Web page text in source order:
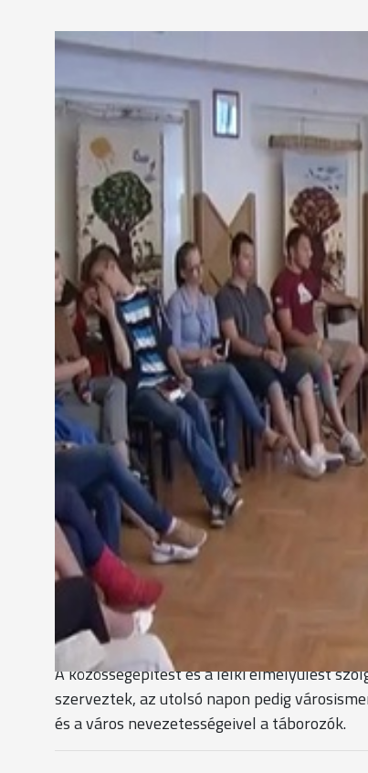
Csépányi Gábor budapesti káplán éppen
választotta a papi hivatást. Családjának
elköteleződését Istennel. Az egyetemi
közösségi élményeket nyújt.
Németh Norbert egyetemi lelkész
A keresztény, hitüket élő fiatalok is igénylik
világát, és arra gondoltunk, hogy egy
igényeknek is teret tudunk biztosítani
szeretnénk biztosítani nekik az induló
A táborban 45 fiatal vesz részt, többségük
Egyházmegyei Kollégium felsőbb éves
lelki napot szerveztek.
Szmodics Petra III. éves egyetemi hallgató
Esett arról is szó, hogy a fiatalokat a mai
nagyon fontos a társadalom, a környezet,
dolgot megkapnak, amire csak szükségük van.
A résztvevők közül többen az
klasszikus helyett a keresztény gólyatábort.
Teleki Blanka I. éves egyetemi hallgató
Úgy gondolom, az, hogy milyen közösségbe
egyetemen, másrészt milyen emberekkel
hogy melyik gólyatábort választottam, az
A közösségépítést és a lelki elmélyülést
szerveztek, az utolsó napon pedig
és a város nevezetességeivel a táborozók.